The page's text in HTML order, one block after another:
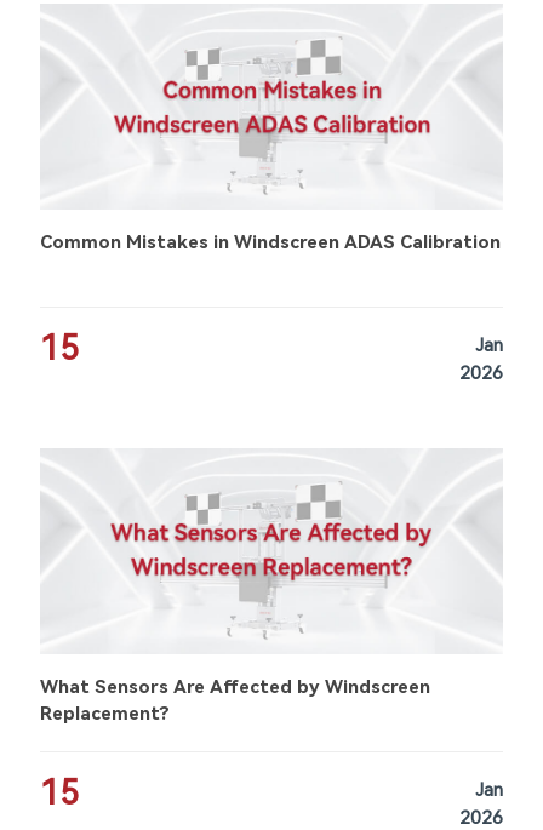
Common Mistakes in Windscreen ADAS Calibration
15
Jan
2026
What Sensors Are Affected by Windscreen
Replacement?
15
Jan
2026